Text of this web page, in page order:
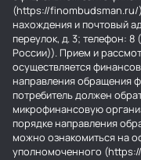
(https://finombudsman.ru/
нахождения и почтовый
переулок, д. 3; телефон:
России)). Прием и
осуществляется
направления обращения
потребитель должен
микрофинансовую
порядке направления
можно ознакомиться на
уполномоченного